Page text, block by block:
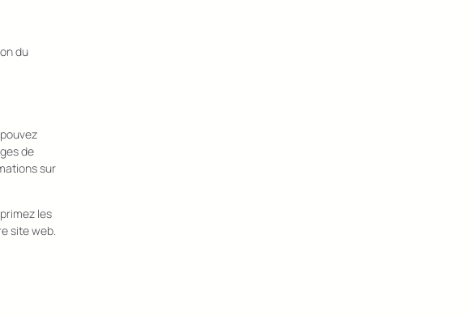
du
de
sur
les
site web.